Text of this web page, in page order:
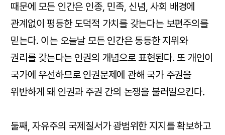
때문에 모든 인간은 인종, 민족, 신념, 사회 배경에
관계없이 평등한 도덕적 가치를 갖는다는 보편주의를
믿는다. 이는 오늘날 모든 인간은 동등한 지위와
권리를 갖는다는 인권의 개념으로 표현된다. 또 개인이
국가에 우선하므로 인권문제에 관해 국가 주권을
위반하게 돼 인권과 주권 간의 논쟁을 불러일으킨다.
둘째, 자유주의 국제질서가 광범위한 지지를 확보하고